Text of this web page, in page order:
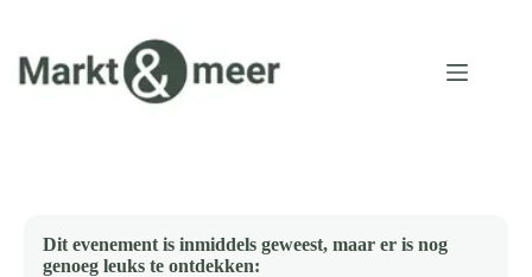
inhoud
Dit evenement is inmiddels geweest, maar er is nog
genoeg leuks te ontdekken: